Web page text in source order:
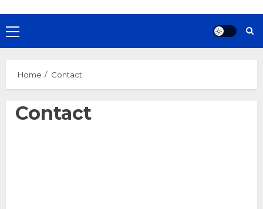
Primary
Menu
Home Contact
Contact